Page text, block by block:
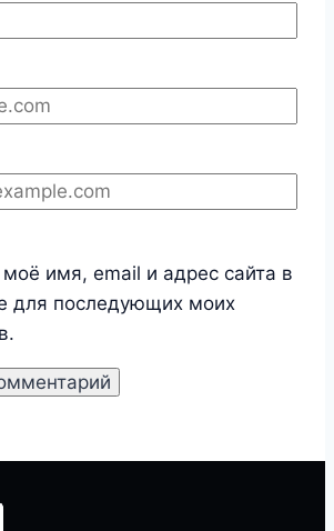
моё имя, email и адрес сайта в
для последующих моих